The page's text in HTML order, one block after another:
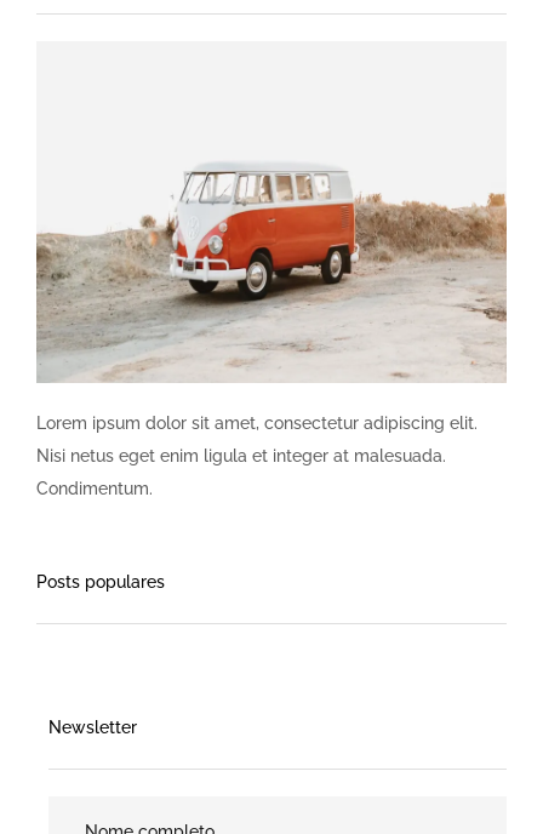
Lorem ipsum dolor sit amet, consectetur adipiscing elit.
Nisi netus eget enim ligula et integer at malesuada.
Condimentum.
Posts populares
Newsletter